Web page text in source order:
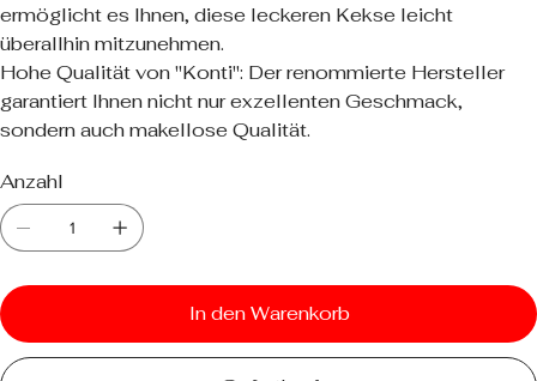
ermöglicht es Ihnen, diese leckeren Kekse leicht
überallhin mitzunehmen.
Hohe Qualität von "Konti": Der renommierte Hersteller
garantiert Ihnen nicht nur exzellenten Geschmack,
sondern auch makellose Qualität.
Anzahl
In den Warenkorb